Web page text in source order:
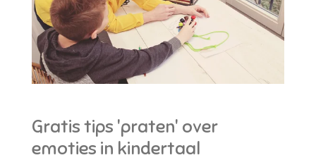
Gratis tips 'praten' over
emoties in kindertaal